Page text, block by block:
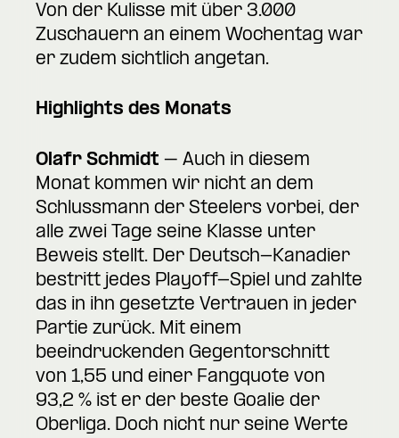
Von der Kulisse mit über 3.000
Zuschauern an einem Wochentag war
er zudem sichtlich angetan.
Highlights des Monats
Olafr Schmidt – Auch in diesem
Monat kommen wir nicht an dem
Schlussmann der Steelers vorbei, der
alle zwei Tage seine Klasse unter
Beweis stellt. Der Deutsch-Kanadier
bestritt jedes Playoff-Spiel und zahlte
das in ihn gesetzte Vertrauen in jeder
Partie zurück. Mit einem
beeindruckenden Gegentorschnitt
von 1,55 und einer Fangquote von
93,2 % ist er der beste Goalie der
Oberliga. Doch nicht nur seine Werte